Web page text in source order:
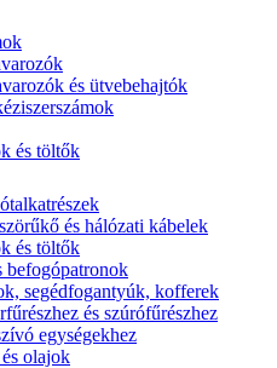
és ütvebehajtók
és töltők
és hálózati kábelek
és töltők
befogópatronok
segédfogantyúk, kofferek
és szúrófűrészhez
egységekhez
olajok